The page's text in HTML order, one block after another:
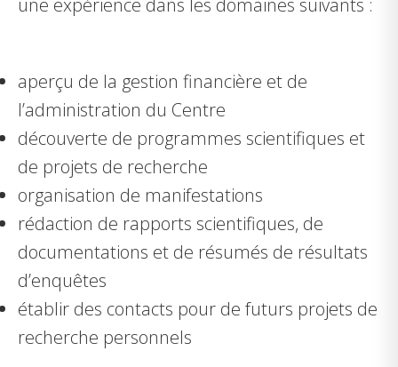
une expérience dans les domaines suivants :
aperçu de la gestion financière et de
l’administration du Centre
découverte de programmes scientifiques et
de projets de recherche
organisation de manifestations
rédaction de rapports scientifiques, de
documentations et de résumés de résultats
d’enquêtes
établir des contacts pour de futurs projets de
recherche personnels